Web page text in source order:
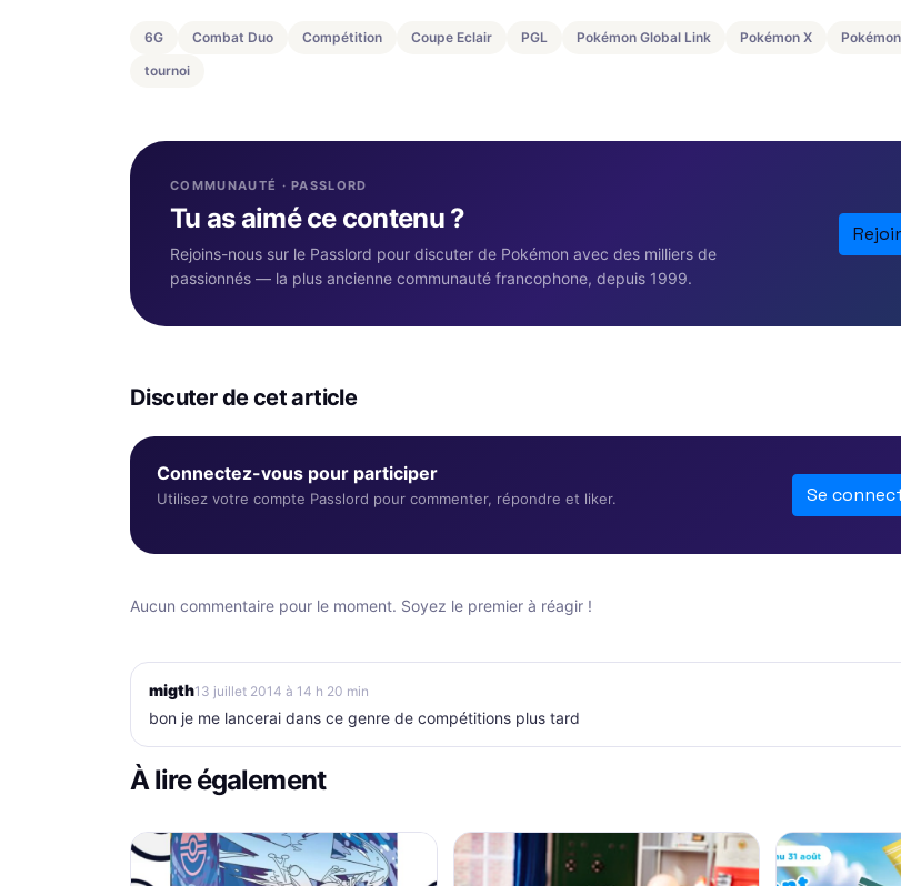
6G Combat Duo Compétition Coupe Eclair PGL Pokémon Global Link Pokémon X
tournoi
COMMUNAUTÉ · PASSLORD
Tu as aimé ce contenu ?
Rejoins-nous sur le Passlord pour discuter de Pokémon avec des milliers de
passionnés — la plus ancienne communauté francophone, depuis 1999.
Discuter de cet article
Connectez-vous pour participer
Utilisez votre compte Passlord pour commenter, répondre et liker. Se
Aucun commentaire pour le moment. Soyez le premier à réagir !
migth13 juillet 2014 à 14 h 20 min
bon je me lancerai dans ce genre de compétitions plus tard
À lire également